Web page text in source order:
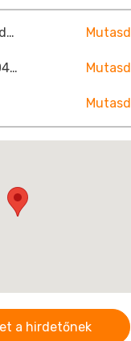
rexxontrade@gmail.com Mutasd
06209530479 Mutasd
Mutasd
a hirdetőnek